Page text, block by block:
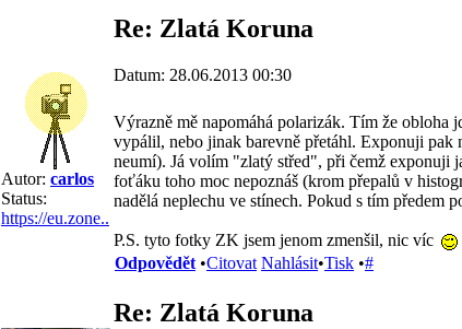
Autor: carlos
Status:
https://eu.zone..
Re: Zlatá Koruna
Datum: 28.06.2013 00:30
Výrazně mě napomáhá polarizák. Tím že obloha
vypálil, nebo jinak barevně přetáhl. Exponuji pak
neumí). Já volím "zlatý střed", při čemž
foťáku toho moc nepoznáš (krom přepalů v
nadělá neplechu ve stínech. Pokud s tím předem
P.S. tyto fotky ZK jsem jenom zmenšil, nic víc
Odpovědět •Citovat Nahlásit•Tisk •#
Re: Zlatá Koruna